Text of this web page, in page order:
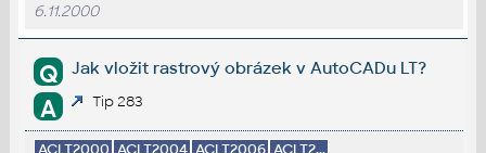
6.11.2000
Q Jak vložit rastrový obrázek v AutoCADu LT?
A Tip 283